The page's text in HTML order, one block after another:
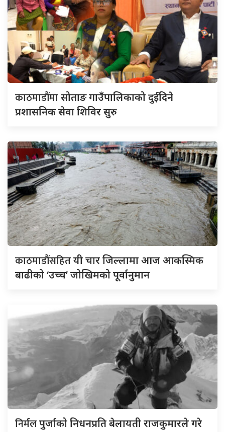
काठमाडौंमासोताङ गाउँपालिकाको दुईदिने
प्रशासनिक सेवा शिविर सुरु
काठमाडौंसहितयी चार जिल्लामा आज आकस्मिक
बाढीको ‘उच्च’ जोखिमको पूर्वानुमान
निर्मलपुर्जाको निधनप्रति बेलायती राजकुमारले गरे